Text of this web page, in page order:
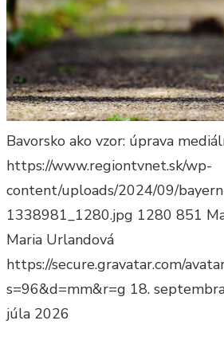
Bavorsko ako vzor: úprava
https://www.regiontvnet.sk/wp-
content/uploads/2024/09/
1338981_1280.jpg 1280 851
Maria Urlandová
https://secure.gravatar.com/
s=96&d=mm&r=g 18.
júla 2026